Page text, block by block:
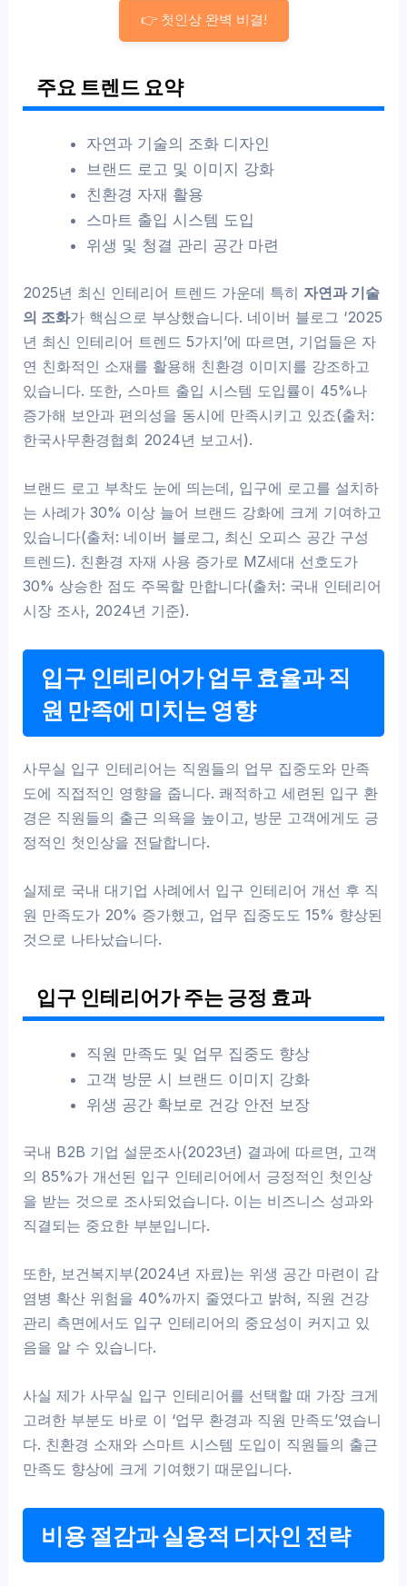
👉 첫인상 완벽 비결!
주요 트렌드 요약
자연과 기술의 조화 디자인
브랜드 로고 및 이미지 강화
친환경 자재 활용
스마트 출입 시스템 도입
위생 및 청결 관리 공간 마련
2025년 최신 인테리어 트렌드 가운데 특히 자연과 기술
의 조화가 핵심으로 부상했습니다. 네이버 블로그 ‘2025
년 최신 인테리어 트렌드 5가지’에 따르면, 기업들은 자
연 친화적인 소재를 활용해 친환경 이미지를 강조하고
있습니다. 또한, 스마트 출입 시스템 도입률이 45%나
증가해 보안과 편의성을 동시에 만족시키고 있죠(출처:
한국사무환경협회 2024년 보고서).
브랜드 로고 부착도 눈에 띄는데, 입구에 로고를 설치하
는 사례가 30% 이상 늘어 브랜드 강화에 크게 기여하고
있습니다(출처: 네이버 블로그, 최신 오피스 공간 구성
트렌드). 친환경 자재 사용 증가로 MZ세대 선호도가
30% 상승한 점도 주목할 만합니다(출처: 국내 인테리어
시장 조사, 2024년 기준).
입구 인테리어가 업무 효율과 직
원 만족에 미치는 영향
사무실 입구 인테리어는 직원들의 업무 집중도와 만족
도에 직접적인 영향을 줍니다. 쾌적하고 세련된 입구 환
경은 직원들의 출근 의욕을 높이고, 방문 고객에게도 긍
정적인 첫인상을 전달합니다.
실제로 국내 대기업 사례에서 입구 인테리어 개선 후 직
원 만족도가 20% 증가했고, 업무 집중도도 15% 향상된
것으로 나타났습니다.
입구 인테리어가 주는 긍정 효과
직원 만족도 및 업무 집중도 향상
고객 방문 시 브랜드 이미지 강화
위생 공간 확보로 건강 안전 보장
국내 B2B 기업 설문조사(2023년) 결과에 따르면, 고객
의 85%가 개선된 입구 인테리어에서 긍정적인 첫인상
을 받는 것으로 조사되었습니다. 이는 비즈니스 성과와
직결되는 중요한 부분입니다.
또한, 보건복지부(2024년 자료)는 위생 공간 마련이 감
염병 확산 위험을 40%까지 줄였다고 밝혀, 직원 건강
관리 측면에서도 입구 인테리어의 중요성이 커지고 있
음을 알 수 있습니다.
사실 제가 사무실 입구 인테리어를 선택할 때 가장 크게
고려한 부분도 바로 이 ‘업무 환경과 직원 만족도’였습니
다. 친환경 소재와 스마트 시스템 도입이 직원들의 출근
만족도 향상에 크게 기여했기 때문입니다.
비용 절감과 실용적 디자인 전략